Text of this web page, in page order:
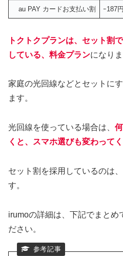
au PAY カードお支払い割 ｰ187
トクトクプランは、セット割
している、料金プランになりま
家庭の光回線などとセットに
ます。
光回線を使っている場合は、
くと、スマホ選びも変わって
セット割を採用しているのは、
す。
irumoの詳細は、下記でまとめ
ださい。